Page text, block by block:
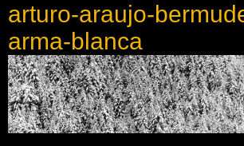
arturo-araujo-
arma-blanca